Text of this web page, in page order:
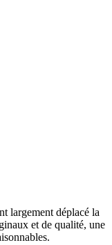
largement déplacé la
et de qualité, une